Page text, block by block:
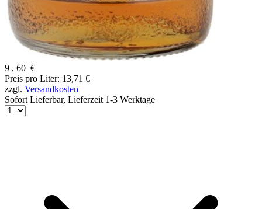
9 , 60 €
Preis pro Liter: 13,71 €
zzgl. Versandkosten
Sofort Lieferbar, Lieferzeit 1-3 Werktage